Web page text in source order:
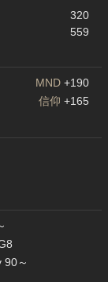
320
559
MND +190
信仰 +165
90～